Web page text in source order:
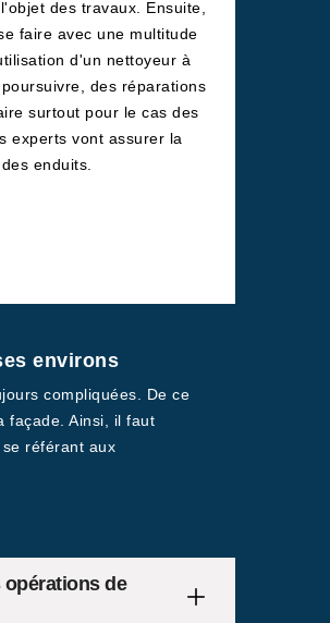
des travaux. Ensuite,
faire avec une multitude
d'un nettoyeur à
des réparations
surtout pour le cas des
experts vont assurer la
enduits.
environs
compliquées. De ce
façade. Ainsi, il faut
référant aux
opérations de